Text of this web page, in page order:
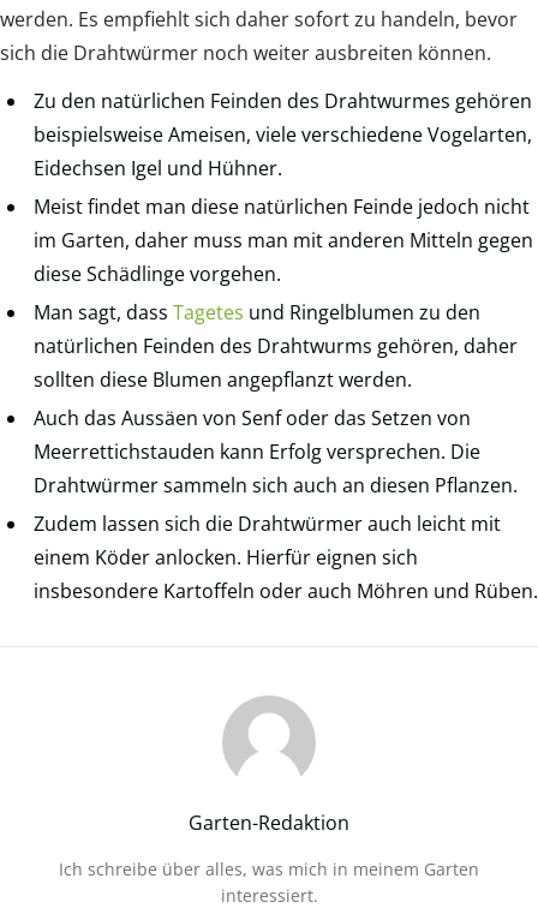
werden. Es empfiehlt sich daher sofort zu handeln, bevor
sich die Drahtwürmer noch weiter ausbreiten können.
Zu den natürlichen Feinden des Drahtwurmes gehören
beispielsweise Ameisen, viele verschiedene Vogelarten,
Eidechsen Igel und Hühner.
Meist findet man diese natürlichen Feinde jedoch nicht
im Garten, daher muss man mit anderen Mitteln gegen
diese Schädlinge vorgehen.
Man sagt, dass Tagetes und Ringelblumen zu den
natürlichen Feinden des Drahtwurms gehören, daher
sollten diese Blumen angepflanzt werden.
Auch das Aussäen von Senf oder das Setzen von
Meerrettichstauden kann Erfolg versprechen. Die
Drahtwürmer sammeln sich auch an diesen Pflanzen.
Zudem lassen sich die Drahtwürmer auch leicht mit
einem Köder anlocken. Hierfür eignen sich
insbesondere Kartoffeln oder auch Möhren und Rüben.
Garten-Redaktion
Ich schreibe über alles, was mich in meinem Garten
interessiert.